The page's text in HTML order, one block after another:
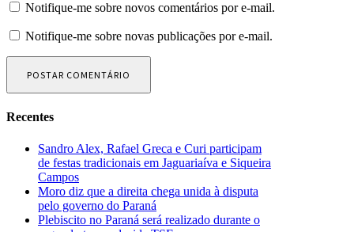
Notifique-me sobre novos comentários por e-mail.
Notifique-me sobre novas publicações por e-mail.
Recentes
Sandro Alex, Rafael Greca e Curi participam
de festas tradicionais em Jaguariaíva e Siqueira
Campos
Moro diz que a direita chega unida à disputa
pelo governo do Paraná
Plebiscito no Paraná será realizado durante o